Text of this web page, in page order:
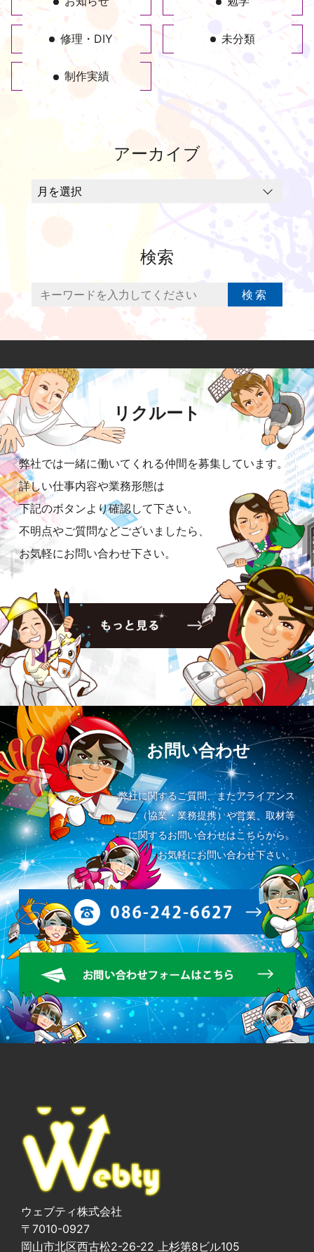
修理・DIY 未分類
制作実績
アーカイブ
検索
検索
リクルート
弊社では一緒に働いてくれる仲間を募集しています。
詳しい仕事内容や業務形態は
下記のボタンより確認して下さい。
不明点やご質問などございましたら、
お気軽にお問い合わせ下さい。
お問い合わせ
弊社に関するご質問、またアライアンス
（協業・業務提携）や営業、取材等
に関するお問い合わせはこちらから。
お気軽にお問い合わせ下さい。
ウェブティ株式会社
〒7010-0927
岡山市北区西古松2-26-22 上杉第8ビル105